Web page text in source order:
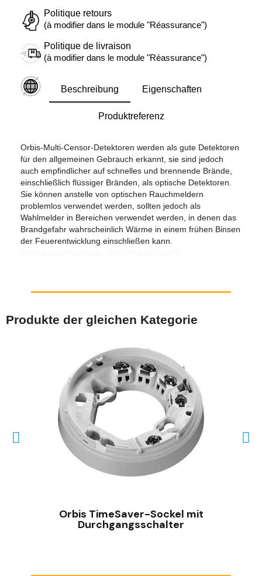
Politique retours
(à modifier dans le module "Réassurance")
Politique de livraison
(à modifier dans le module "Réassurance")
Beschreibung Eigenschaften
Produktreferenz
Orbis-Multi-Censor-Detektoren werden als gute Detektoren
für den allgemeinen Gebrauch erkannt, sie sind jedoch
auch empfindlicher auf schnelles und brennende Brände,
einschließlich flüssiger Bränden, als optische Detektoren.
Sie können anstelle von optischen Rauchmeldern
problemlos verwendet werden, sollten jedoch als
Wahlmelder in Bereichen verwendet werden, in denen das
Brandgefahr wahrscheinlich Wärme in einem frühen Binsen
der Feuerentwicklung einschließen kann.
Produkte der gleichen Kategorie
SCHNELLANSICHT
Orbis TimeSaver-Sockel mit
Durchgangsschalter